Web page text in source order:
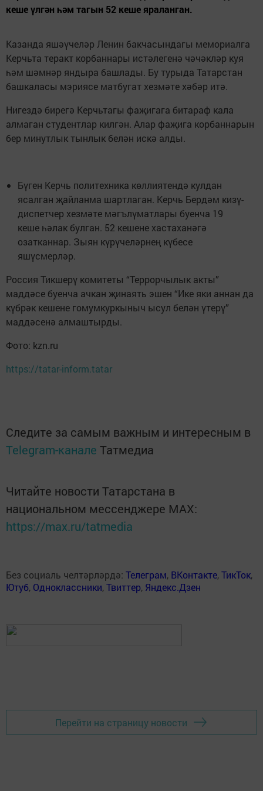
кеше үлгән һәм тагын 52 кеше яраланган.
Казанда яшәүчеләр Ленин бакчасындагы мемориалга
Керчьта теракт корбаннары истәлегенә чәчәкләр куя
һәм шәмнәр яндыра башлады. Бу турыда Татарстан
башкаласы мэриясе матбугат хезмәте хәбәр итә.
Нигездә бирегә Керчьтагы фаҗигага битараф кала
алмаган студентлар килгән. Алар фаҗига корбаннарын
бер минутлык тынлык белән искә алды.
Бүген Керчь политехника көллиятендә кулдан
ясалган җайланма шартлаган. Керчь Бердәм кизү-
диспетчер хезмәте мәгълүматлары буенча 19
кеше һәлак булган. 52 кешене хастаханәгә
озатканнар. Зыян күрүчеләрнең күбесе
яшүсмерләр.
Россия Тикшерү комитеты “Террорчылык акты”
маддәсе буенча ачкан җинаять эшен “Ике яки аннан да
күбрәк кешене гомумкуркыныч ысул белән үтерү”
маддәсенә алмаштырды.
Фото: kzn.ru
https://tatar-inform.tatar
Следите за самым важным и интересным в
Telegram-канале Татмедиа
Читайте новости Татарстана в
национальном мессенджере MАХ:
https://max.ru/tatmedia
Без социаль челтәрләрдә: Телеграм, ВКонтакте,ТикТок,
Ютуб, Одноклассники,Твиттер, Яндекс.Дзен
Перейти на страницу новости